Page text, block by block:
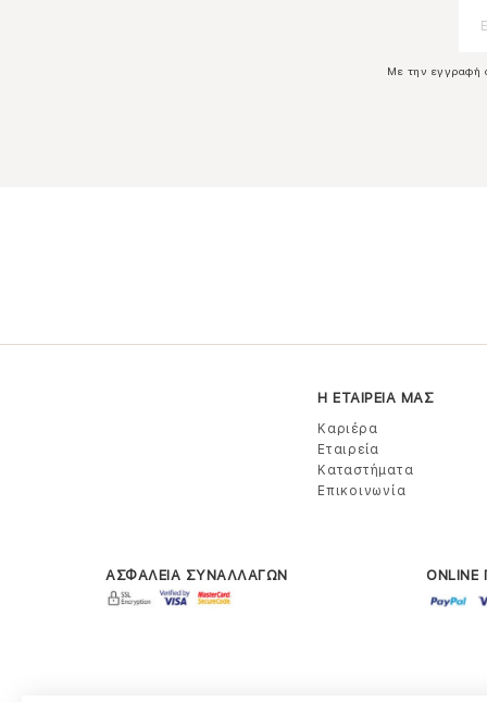
Με την εγγραφή
Η ΕΤΑΙΡΕΙΑ ΜΑΣ
Καριέρα
Εταιρεία
Καταστήματα
Επικοινωνία
ΑΣΦΑΛΕΙΑ ΣΥΝΑΛΛΑΓΩΝ